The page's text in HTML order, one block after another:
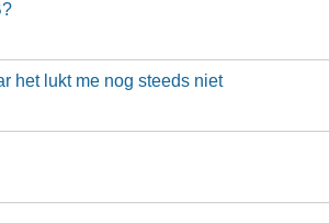
het lukt me nog steeds niet